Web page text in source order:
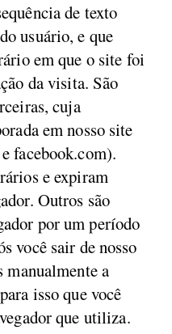
de texto
usuário, e que
em que o site foi
da visita. São
cuja
em nosso site
facebook.com).
e expiram
Outros são
por um período
você sair de nosso
manualmente a
isso que você
que utiliza.